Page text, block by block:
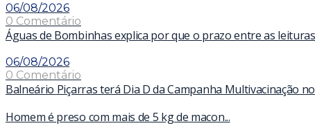
06/08/2026
0 Comentário
Águas de Bombinhas explica por que o prazo entre as
06/08/2026
0 Comentário
Balneário Piçarras terá Dia D da Campanha Multivacinação
Homem é preso com mais de 5 kg de macon...